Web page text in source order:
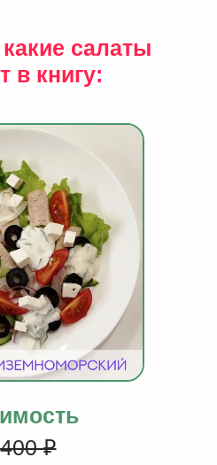
САЛАТОВ
САЛАТОВ
салаты
в книгу:
₽